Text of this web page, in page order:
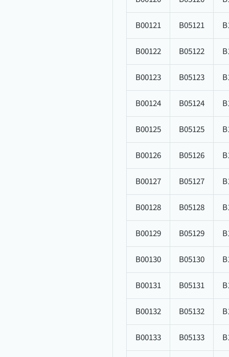
B00121 B05121
B00122 B05122
B00123 B05123
B00124 B05124
B00125 B05125
B00126 B05126
B00127 B05127
B00128 B05128
B00129 B05129
B00130 B05130
B00131 B05131
B00132 B05132
B00133 B05133